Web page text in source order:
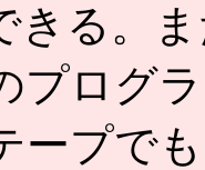
きる。
プログ
ープで